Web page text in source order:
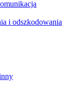
i odszkodowania